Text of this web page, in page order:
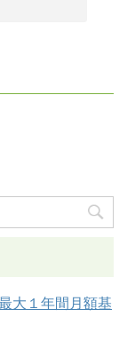
大１年間月額基